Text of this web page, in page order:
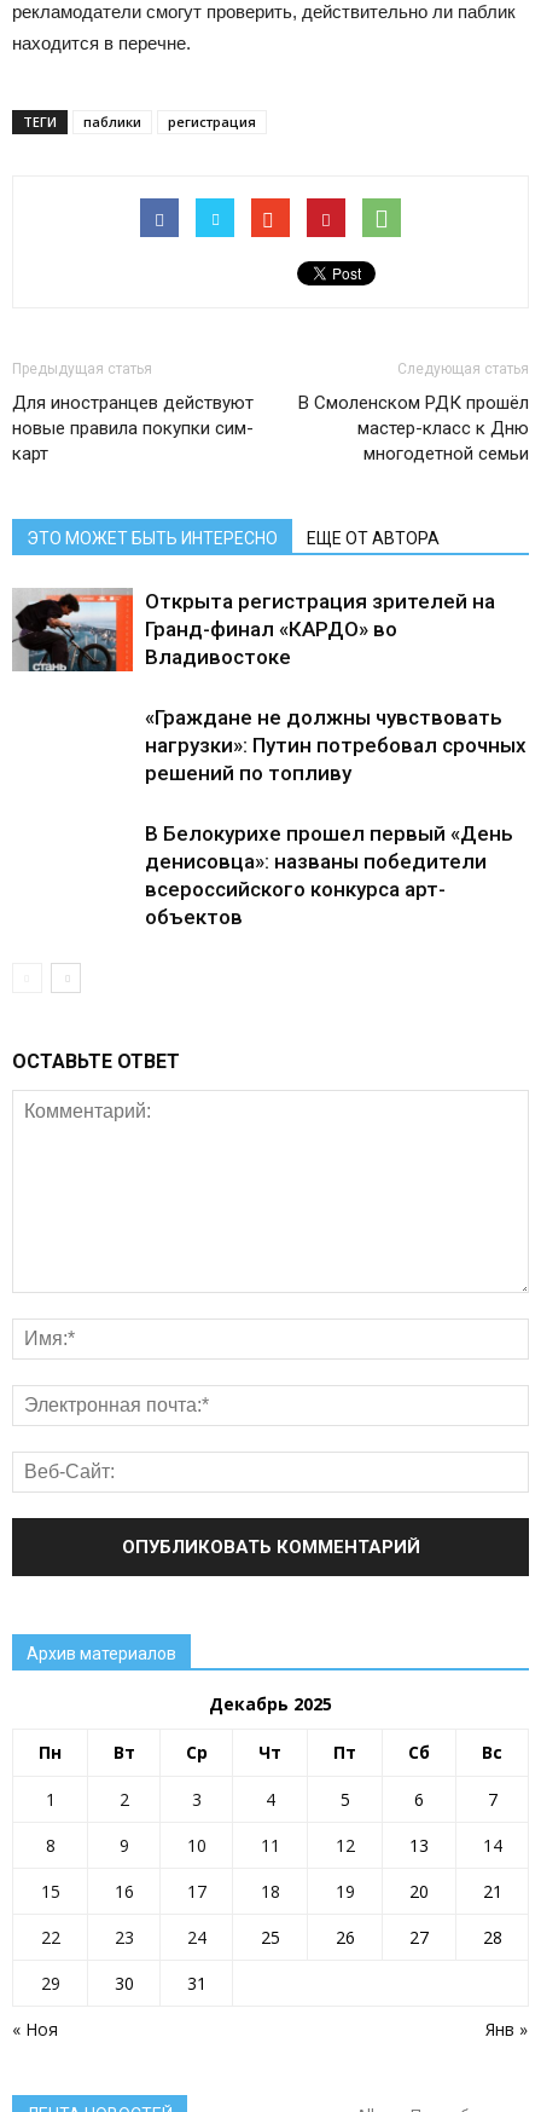
рекламодатели смогут проверить, действительно ли паблик
находится в перечне.
ТЕГИ паблики регистрация
Предыдущая статья
Для иностранцев действуют
новые правила покупки сим-
карт
Следующая статья
В Смоленском РДК прошёл
мастер-класс к Дню
многодетной семьи
ЭТО МОЖЕТ БЫТЬ ИНТЕРЕСНО ЕЩЕ ОТ АВТОРА
Открыта регистрация зрителей на
Гранд-финал «КАРДО» во
Владивостоке
«Граждане не должны чувствовать
нагрузки»: Путин потребовал срочных
решений по топливу
В Белокурихе прошел первый «День
денисовца»: названы победители
всероссийского конкурса арт-
объектов
ОСТАВЬТЕ ОТВЕТ
Архив материалов
Декабрь 2025
Пн Вт Ср Чт Пт Сб Вс
« Ноя Янв »
1 2 3 4 5 6
7
8
9 10 11 12 13
14
15
16 17 18 19 20
21
22
23 24 25 26 27
28
29
30 31